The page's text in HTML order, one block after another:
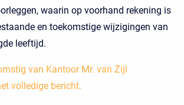
waarin op voorhand rekening is
en toekomstige wijzigingen van
leeftijd.
van Kantoor Mr. van Zijl
volledige bericht.